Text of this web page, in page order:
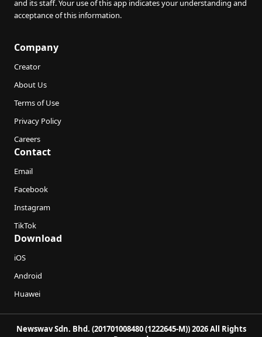
and its staff. Your use of this app indicates your understanding and
acceptance of this information.
Company
Creator
About Us
Terms of Use
Privacy Policy
Careers
Contact
Email
Facebook
Instagram
TikTok
Download
iOS
Android
Huawei
Newswav Sdn. Bhd. (201701008480 (1222645-M)) 2026 All Rights